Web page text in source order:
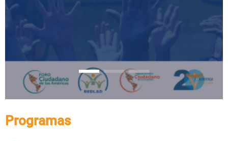
Programas